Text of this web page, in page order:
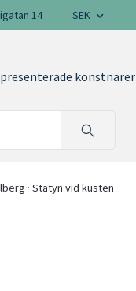
14 SEK
konstnärer
· Statyn vid kusten